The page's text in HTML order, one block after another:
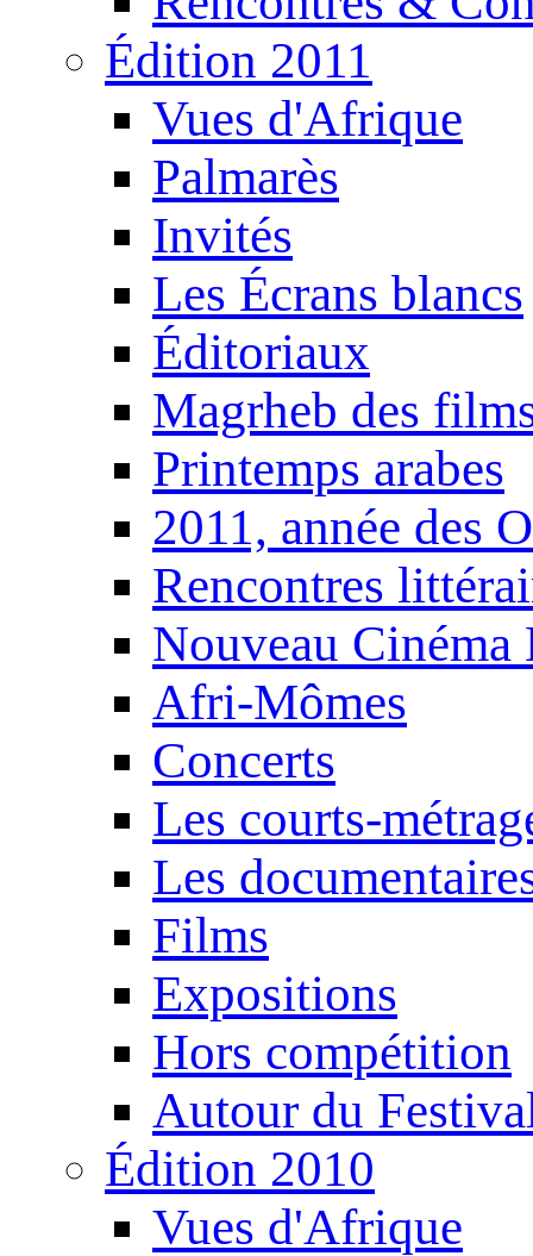
Édition 2011
Vues d'Afrique
Palmarès
Invités
Les Écrans blancs
Éditoriaux
Magrheb des
Printemps arabes
2011, année des
Rencontres
Nouveau Cinéma
Afri-Mômes
Concerts
Les courts-
Les
Films
Expositions
Hors compétition
Autour du
Édition 2010
Vues d'Afrique